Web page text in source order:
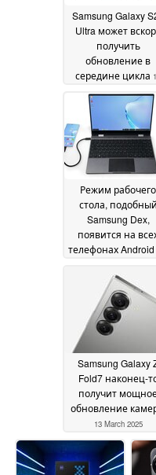
Samsung Galaxy
Ultra может
получить
обновление в
середине цикла
Режим рабочего
стола, подобный
Samsung Dex,
появится на
телефонах
Samsung Galaxy
Fold7 наконец-
получит
обновление
13 March 2025